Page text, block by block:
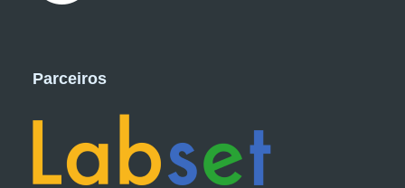
Parceiros